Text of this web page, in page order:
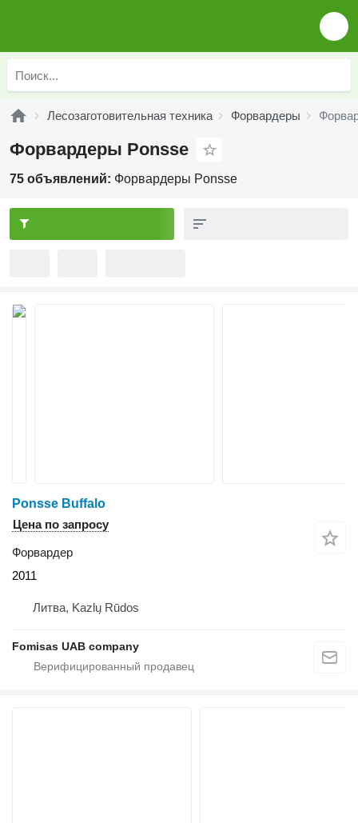
Лесозаготовительная техника Форвардеры
Форвардеры Ponsse
75 объявлений: Форвардеры Ponsse
Ponsse Buffalo
Цена по запросу
Форвардер
2011
Литва, Kazlų Rūdos
Fomisas UAB company